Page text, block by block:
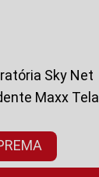
Sky Net
Maxx Tela